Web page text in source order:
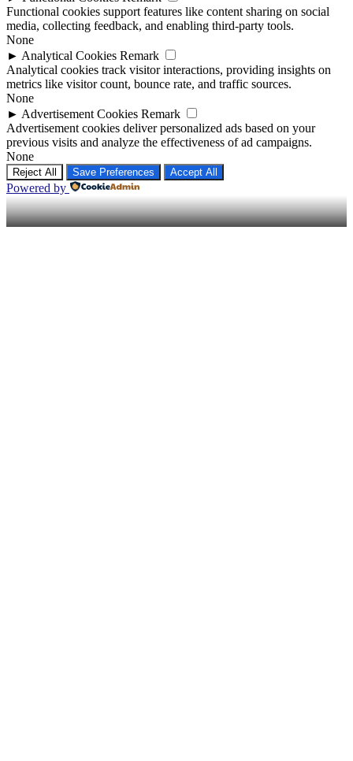
Functional cookies support features like content sharing on social
media, collecting feedback, and enabling third-party tools.
None
► Analytical Cookies Remark
Analytical cookies track visitor interactions, providing insights on
metrics like visitor count, bounce rate, and traffic sources.
None
► Advertisement Cookies Remark
Advertisement cookies deliver personalized ads based on your
previous visits and analyze the effectiveness of ad campaigns.
None
Reject All Save Preferences Accept All
Powered by